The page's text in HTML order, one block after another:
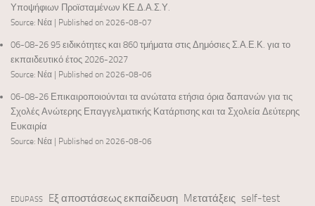
Υποψήφιων Προϊσταμένων ΚΕ.Δ.Α.Σ.Υ.
Source: Νέα Published on 2026-08-07
06-08-26 95 ειδικότητες και 860 τμήματα στις Δημόσιες Σ.Α.Ε.Κ. για το
εκπαιδευτικό έτος 2026-2027
Source: Νέα Published on 2026-08-06
06-08-26 Επικαιροποιούνται τα ανώτατα ετήσια όρια δαπανών για τις
Σχολές Ανώτερης Επαγγελματικής Κατάρτισης και τα Σχολεία Δεύτερης
Ευκαιρία
Source: Νέα Published on 2026-08-06
EDUPASS Eξ αποστάσεως εκπαίδευση Mετατάξεις self-test